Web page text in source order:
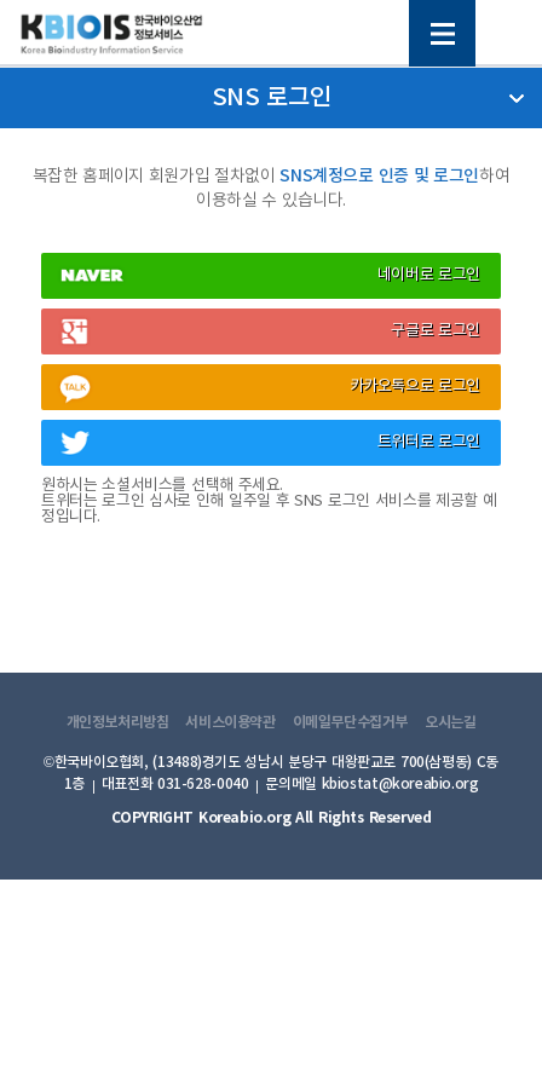
SNS 로그인
복잡한 홈페이지 회원가입 절차없이SNS계정으로 인증 및 로그인하여
이용하실 수 있습니다.
네이버로 로그인
구글로 로그인
카카오톡으로 로그인
트위터로 로그인
원하시는 소셜서비스를 선택해 주세요.
트위터는 로그인 심사로 인해 일주일 후 SNS 로그인 서비스를 제공할 예
정입니다.
개인정보처리방침 서비스이용약관 이메일무단수집거부 오시는길
©한국바이오협회, (13488)경기도 성남시 분당구 대왕판교로 700(삼평동) C동
1층
대표전화 031-628-0040
문의메일 kbiostat@koreabio.org
COPYRIGHT Koreabio.org All Rights Reserved